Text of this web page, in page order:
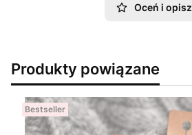
Oceń i opisz
Produkty powiązane
Bestseller